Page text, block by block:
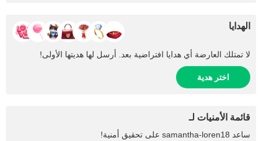
الهدايا
لا تمتلك العارضة أي هدايا افتراضية بعد. أرسل لها هديتها الأولى!
اختر هدية
قائمة الأمنيات لـ
ساعد samantha-loren18 على تحقيق أمنية!